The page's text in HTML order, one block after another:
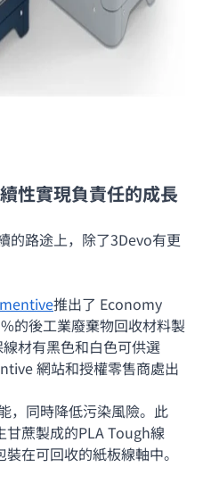
性實現負責任的成長
的路途上，除了3Devo有更
推出了 Economy
的後工業廢棄物回收材料製
材有黑色和白色可供選
網站和授權零售商處出
，同時降低污染風險。此
甘蔗製成的PLA Tough線
在可回收的紙板線軸中。